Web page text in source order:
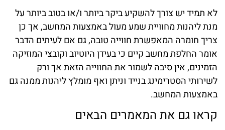
לא תמיד יש צורך להשקיע ביקר ביותר ו/או בטוב ביותר על
מנת ליהנות מחוויית שמע מעול באמצעות המחשב, אך כן
צריך חומרה המאפשרת חווייה טובה, גם אם לעיתים הדבר
אומר החלפת מחשב קיים כי בעידן היוטיוב וקובצי המוזיקה
הזמינים, אין סיבה לשמור את החווייה הזאת אך ורק
לשירותי הסטרימינג בנייד וניתן ואף מומלץ ליהנות ממנה גם
באמצעות המחשב.
קראו גם את המאמרים הבאים